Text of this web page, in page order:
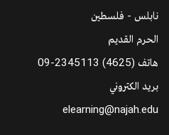
نابلس - فلسطين
الحرم القديم
هاتف 09-2345113 (4625)
بريد الكتروني
elearning@najah.edu